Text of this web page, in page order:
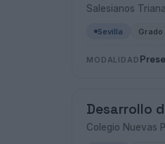
Salesianos
Sevilla Grado
MODALIDAD
Desarrollo
Colegio Nuevas